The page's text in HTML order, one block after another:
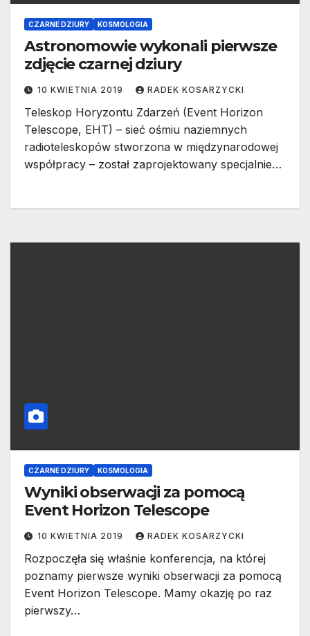
CZARNE DZIURY KOSMOLOGIA
Astronomowie wykonali pierwsze
zdjęcie czarnej dziury
10 KWIETNIA 2019 RADEK KOSARZYCKI
Teleskop Horyzontu Zdarzeń (Event Horizon
Telescope, EHT) – sieć ośmiu naziemnych
radioteleskopów stworzona w międzynarodowej
współpracy – został zaprojektowany specjalnie…
CZARNE DZIURY KOSMOLOGIA
Wyniki obserwacji za pomocą
Event Horizon Telescope
10 KWIETNIA 2019 RADEK KOSARZYCKI
Rozpoczęła się właśnie konferencja, na której
poznamy pierwsze wyniki obserwacji za pomocą
Event Horizon Telescope. Mamy okazję po raz
pierwszy…